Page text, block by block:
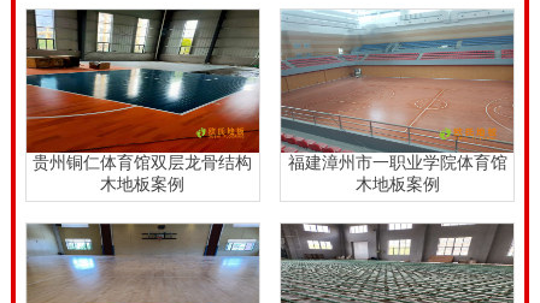
贵州铜仁体育馆双层龙骨结构
木地板案例
福建漳州市一职业学院体育馆
木地板案例